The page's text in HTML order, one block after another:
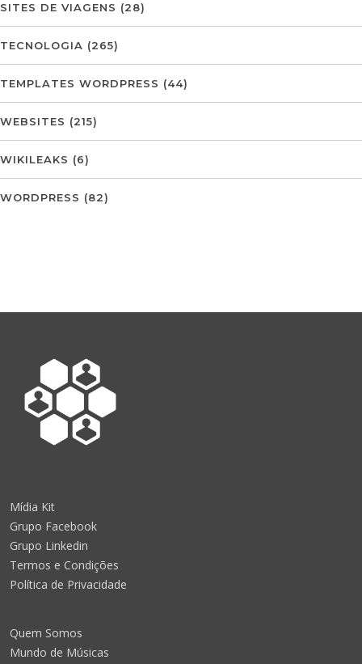
SITES DE VIAGENS (28)
TECNOLOGIA (265)
TEMPLATES WORDPRESS (44)
WEBSITES (215)
WIKILEAKS (6)
WORDPRESS (82)
Mídia Kit
Grupo Facebook
Grupo Linkedin
Termos e Condições
Política de Privacidade
Quem Somos
Mundo de Músicas